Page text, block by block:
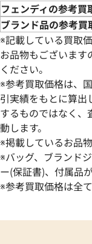
フェンディ スパイ
ザー
参考買取価格
フェンディの参考買
ブランド品の参考買
※記載している買取
お品物もございます
ください。
※参考買取価格は、
引実績をもとに算出
するものではなく、
動します。
※掲載しているお品
※バッグ、ブランド
ー(保証書)、付属品
※参考買取価格は全